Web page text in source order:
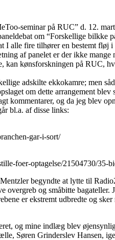
seminar på RUC” d. 12.
om “Forskellige bilkke
I alle fire tilhører en bestemt fløj
af panelet er der ikke
kan kønsforskningen på RUC,
adskilte ekkokamre; men
om dette arrangement
kommentarer, og da jeg blev
bl.a. af disse links:
gar-i-sort/
foer-optagelse/21504730/35-
begyndte at lytte til
overgreb og småbitte
er ekstremt udbredte og
og mine indlæg blev
Søren Grinderslev Hansen,